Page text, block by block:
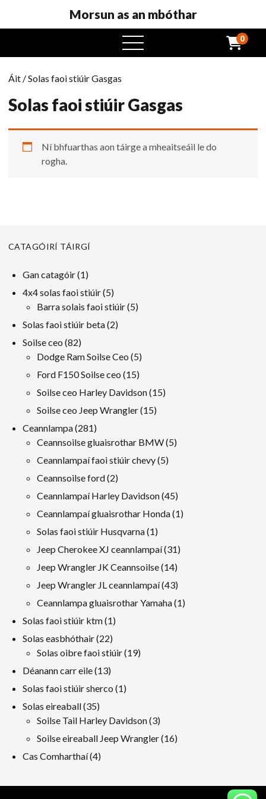
Morsun as an mbóthar
roghchlár
oscailte
0
Áit / Solas faoi stiúir Gasgas
Solas faoi stiúir Gasgas
Ní bhfuarthas aon táirge a mheaitseáil le do
rogha.
CATAGÓIRÍ TÁIRGÍ
Gan catagóir 11
toradh
4x4 solas faoi stiúir 55
táirgeacht
Barra solais faoi stiúir 55
Solas faoi stiúir beta 22
Soilse ceo 8282
táirgeacht
Dodge Ram Soilse Ceo 55
táirgeacht
Ford F150 Soilse ceo 1515
táirgeacht
Soilse ceo Harley Davidson 1515
Soilse ceo Jeep Wrangler 1515
Ceannlampa 281281
táirgeacht
Ceannsoilse gluaisrothar BMW 55
Ceannlampaí faoi stiúir chevy 55
Ceannsoilse ford 22
táirgeacht
Ceannlampaí Harley Davidson 4545
táirgeacht
Ceannlampaí gluaisrothar Honda 11
Solas faoi stiúir Husqvarna 11
toradh
Jeep Cherokee XJ ceannlampaí 3131
Jeep Wrangler JK Ceannsoilse 1414
táirgeacht
Jeep Wrangler JL ceannlampaí 4343
táirgeacht
Ceannlampa gluaisrothar Yamaha 11
Solas faoi stiúir ktm 11
Solas easbhóthair 2222
táirgeacht
Solas oibre faoi stiúir 1919
Déanann carr eile 1313
táirgeacht
Solas faoi stiúir sherco 11
Solas eireaball 3535
táirgeacht
Soilse Tail Harley Davidson 33
táirgeacht
Soilse eireaball Jeep Wrangler 1616
Cas Comharthaí 44